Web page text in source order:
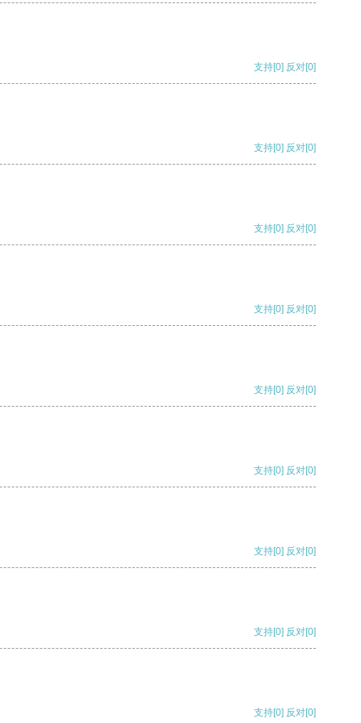
支持[0] 反对[0]
支持[0] 反对[0]
支持[0] 反对[0]
支持[0] 反对[0]
支持[0] 反对[0]
支持[0] 反对[0]
支持[0] 反对[0]
支持[0] 反对[0]
支持[0] 反对[0]